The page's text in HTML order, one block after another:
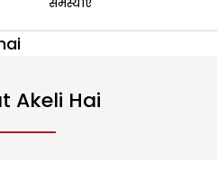
समस्याएं
Akeli Hai